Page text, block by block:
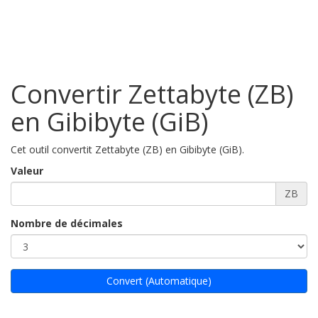
Convertir Zettabyte (ZB)
en Gibibyte (GiB)
Cet outil convertit Zettabyte (ZB) en Gibibyte (GiB).
Valeur
ZB
Nombre de décimales
Convert (Automatique)